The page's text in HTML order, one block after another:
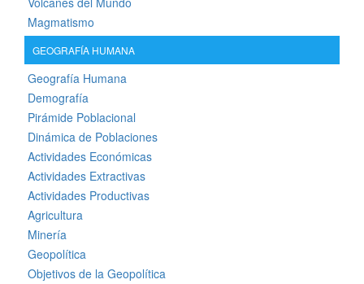
Magmatismo
GEOGRAFÍA HUMANA
Geografía Humana
Demografía
Pirámide Poblacional
Dinámica de Poblaciones
Actividades Económicas
Actividades Extractivas
Actividades Productivas
Agricultura
Minería
Geopolítica
Objetivos de la Geopolítica